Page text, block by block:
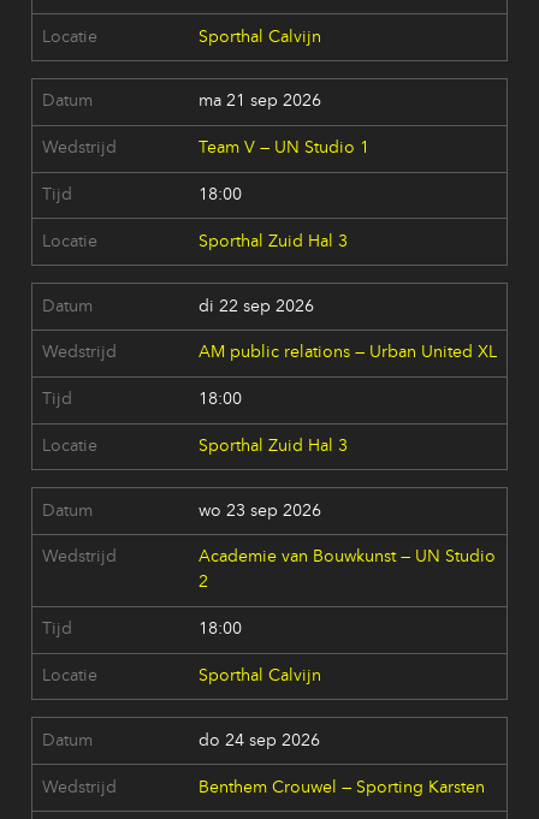
Sporthal Calvijn
ma 21 sep 2026
Team V — UN Studio 1
18:00
Sporthal Zuid Hal 3
di 22 sep 2026
AM public relations — Urban United XL
18:00
Sporthal Zuid Hal 3
wo 23 sep 2026
Academie van Bouwkunst — UN Studio
2
18:00
Sporthal Calvijn
do 24 sep 2026
Benthem Crouwel — Sporting Karsten